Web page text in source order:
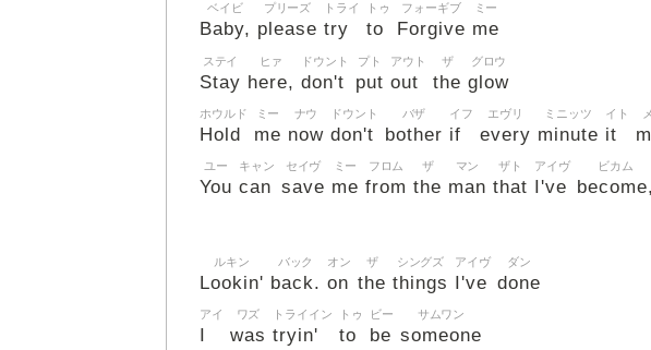
Baby,
ベイビ
please
プリーズ
try
トライ
to
トゥ
Forgive
フォーギブ
me
ミー
Stay
ステイ
here,
ヒァ
don't
ドウント
put
プト
out
アウト
the
ザ
glow
グロウ
Hold
ホウルド
me
ミー
now
ナウ
don't
ドウント
bother
バザ
if
イフ
every
エヴリ
minute
ミニッツ
it
イト
You
ユー
can
キャン
save
セイヴ
me
ミー
from
フロム
the
ザ
man
マン
that
ザト
I've
アイヴ
become,
ビカム
Lookin'
ルキン
back.
バック
on
オン
the
ザ
things
シングズ
I've
アイヴ
done
ダン
I
アイ
was
ワズ
tryin'
トライイン
to
トゥ
be
ビー
someone
サムワン